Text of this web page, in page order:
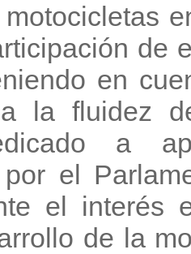
de
en
a la fluidez
a
por el
el interés
de la